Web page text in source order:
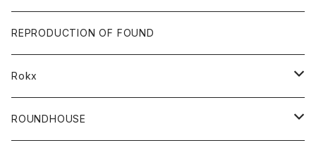
帽子
靴
バック
トップス
カットソー
カーディガン
ボトムス
ショートパンツ
レディース
財布
バック
パンツ
ショートパンツ
REPRODUCTION OF FOUND
Rokx
ボトム
ROUNDHOUSE